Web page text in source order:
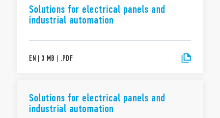
Solutions for electrical panels and
industrial automation
EN | 3 MB | .PDF
Solutions for electrical panels and
industrial automation